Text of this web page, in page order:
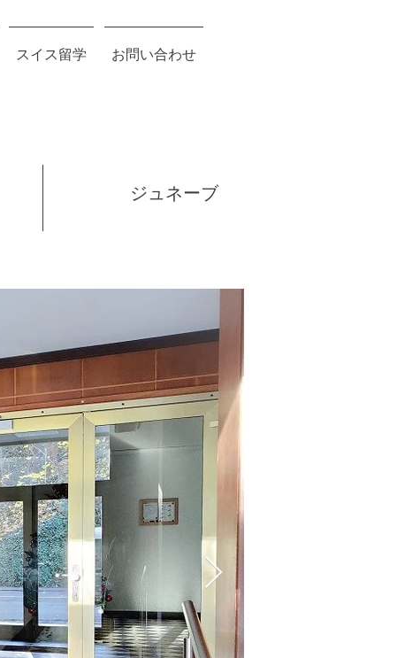
スイス留学 お問い合わせ
ジュネーブ